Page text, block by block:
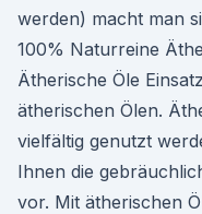
werden) macht man
100% Naturreine
Ätherische Öle
ätherischen Ölen.
vielfältig genutzt
Ihnen die
vor. Mit ätherischen